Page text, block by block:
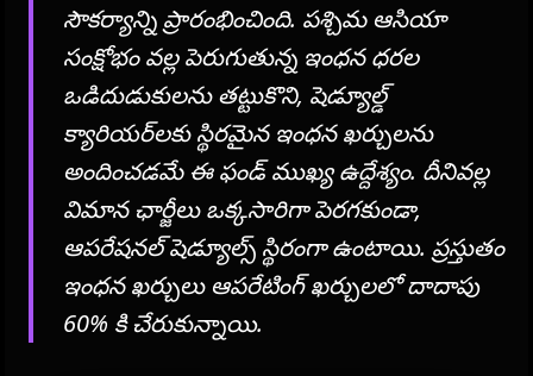
సౌకర్యాన్ని ప్రారంభించింది. పశ్చిమ ఆసియా
సంక్షోభం వల్ల పెరుగుతున్న ఇంధన ధరల
ఒడిదుడుకులను తట్టుకొని, షెడ్యూల్డ్
క్యారియర్‌లకు స్థిరమైన ఇంధన ఖర్చులను
అందించడమే ఈ ఫండ్ ముఖ్య ఉద్దేశ్యం. దీనివల్ల
విమాన ఛార్జీలు ఒక్కసారిగా పెరగకుండా,
ఆపరేషనల్ షెడ్యూల్స్ స్థిరంగా ఉంటాయి. ప్రస్తుతం
ఇంధన ఖర్చులు ఆపరేటింగ్ ఖర్చులలో దాదాపు
60% కి చేరుకున్నాయి.